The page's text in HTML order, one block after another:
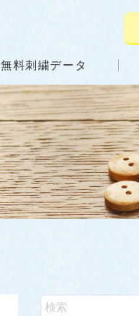
無料刺繍データ